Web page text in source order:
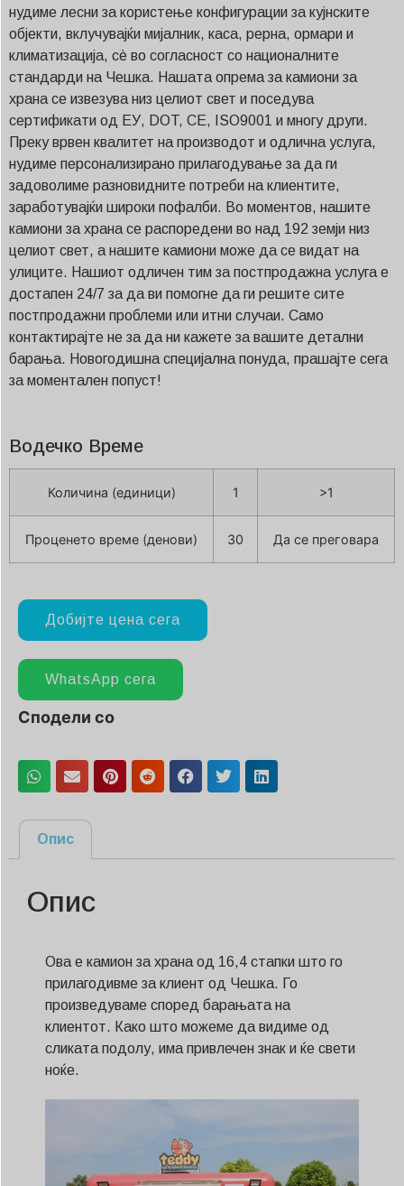
нудиме лесни за користење конфигурации за кујнските
објекти, вклучувајќи мијалник, каса, рерна, ормари и
климатизација, сè во согласност со националните
стандарди на Чешка. Нашата опрема за камиони за
храна се извезува низ целиот свет и поседува
сертификати од ЕУ, DOT, CE, ISO9001 и многу други.
Преку врвен квалитет на производот и одлична услуга,
нудиме персонализирано прилагодување за да ги
задоволиме разновидните потреби на клиентите,
заработувајќи широки пофалби. Во моментов, нашите
камиони за храна се распоредени во над 192 земји низ
целиот свет, а нашите камиони може да се видат на
улиците. Нашиот одличен тим за постпродажна услуга е
достапен 24/7 за да ви помогне да ги решите сите
постпродажни проблеми или итни случаи. Само
контактирајте не за да ни кажете за вашите детални
барања. Новогодишна специјална понуда, прашајте сега
за моментален попуст!
Водечко Време
Количина (единици) 1 >1
Проценето време (денови) 30 Да се преговара
Добијте цена сега
WhatsApp сега
Сподели со
Опис
Опис
Ова е камион за храна од 16,4 стапки што го
прилагодивме за клиент од Чешка. Го
произведуваме според барањата на
клиентот. Како што можеме да видиме од
сликата подолу, има привлечен знак и ќе свети
ноќе.